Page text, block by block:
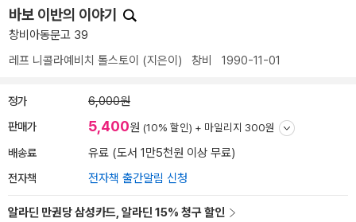
바보 이반의 이야기
창비아동문고 39
레프 니콜라예비치 톨스토이 (지은이) 창비 1990-11-01
정가 6,000원
판매가 5,400원 (10% 할인) + 마일리지 300원
배송료 유료 (도서 1만5천원 이상 무료)
전자책 전자책 출간알림 신청
알라딘 만권당 삼성카드, 알라딘 15% 청구 할인